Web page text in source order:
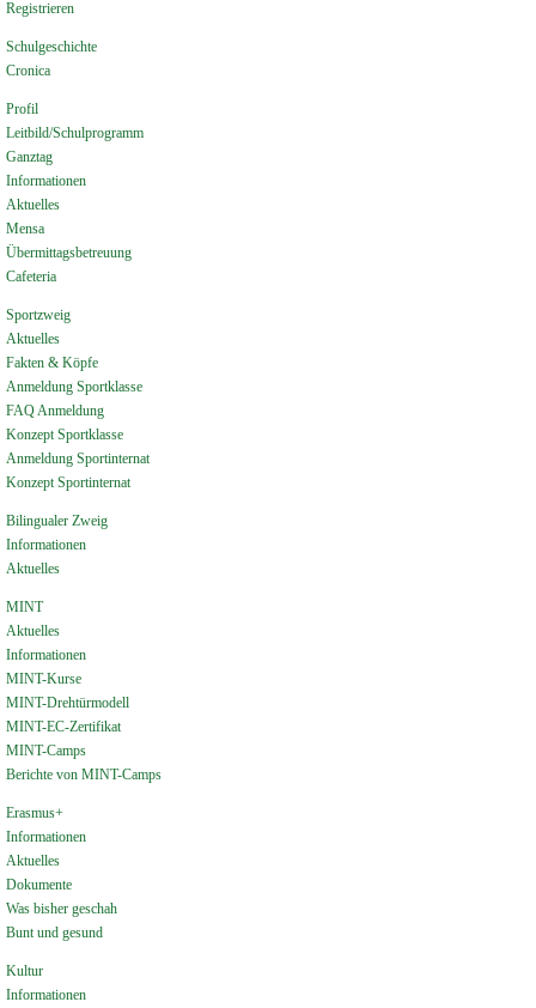
Registrieren
Schulgeschichte
Cronica
Profil
Leitbild/Schulprogramm
Ganztag
Informationen
Aktuelles
Mensa
Übermittagsbetreuung
Cafeteria
Sportzweig
Aktuelles
Fakten & Köpfe
Anmeldung Sportklasse
FAQ Anmeldung
Konzept Sportklasse
Anmeldung Sportinternat
Konzept Sportinternat
Bilingualer Zweig
Informationen
Aktuelles
MINT
Aktuelles
Informationen
MINT-Kurse
MINT-Drehtürmodell
MINT-EC-Zertifikat
MINT-Camps
Berichte von MINT-Camps
Erasmus+
Informationen
Aktuelles
Dokumente
Was bisher geschah
Bunt und gesund
Kultur
Informationen